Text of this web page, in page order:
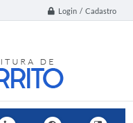
Login / Cadastro